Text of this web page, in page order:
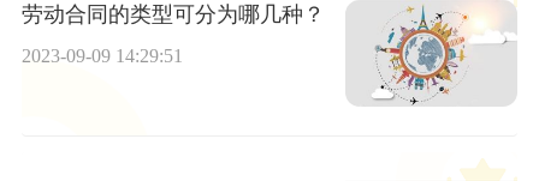
劳动合同的类型可分为哪几种？
2023-09-09 14:29:51